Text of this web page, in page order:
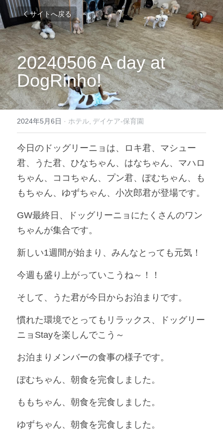
サイトへ戻る
20240506 A day at
DogRinho!
2024年5月6日 · ホテル, デイケア-保育園
今日のドッグリーニョは、ロキ君、マシュー
君、うた君、ひなちゃん、はなちゃん、マハロ
ちゃん、ココちゃん、プン君、ぽむちゃん、も
もちゃん、ゆずちゃん、小次郎君が登場です。
GW最終日、ドッグリーニョにたくさんのワン
ちゃんが集合です。
新しい1週間が始まり、みんなとっても元気！
今週も盛り上がっていこうね～！！
そして、うた君が今日からお泊まりです。
慣れた環境でとってもリラックス、ドッグリー
ニョStayを楽しんでこう～
お泊まりメンバーの食事の様子です。
ぽむちゃん、朝食を完食しました。
ももちゃん、朝食を完食しました。
ゆずちゃん、朝食を完食しました。